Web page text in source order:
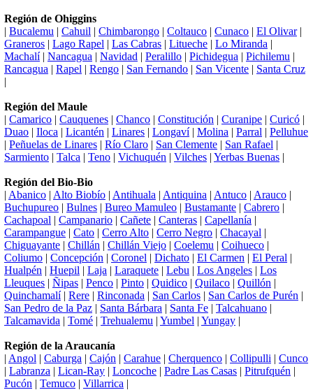
Región de Ohiggins
| Bucalemu | Cahuil | Chimbarongo | Coltauco | Cunaco | El Olivar|
Graneros | Lago Rapel | Las Cabras | Litueche | Lo Miranda |
Machalí| Nancagua | Navidad | Peralillo | Pichidegua | Pichilemu |
Rancagua | Rapel | Rengo | San Fernando | San Vicente | Santa Cruz
|
Región del Maule
| Camarico | Cauquenes | Chanco | Constitución | Curanipe | Curicó |
Duao | Iloca | Licantén | Linares | Longaví| Molina | Parral | Pelluhue
| Peñuelas de Linares | Río Claro | San Clemente | San Rafael |
Sarmiento | Talca | Teno | Vichuquén | Vilches | Yerbas Buenas |
Región del Bio-Bio
| Abanico | Alto Biobío | Antihuala | Antiquina | Antuco | Arauco |
Buchupureo | Bulnes | Bureo Mamuleo | Bustamante | Cabrero |
Cachapoal | Campanario | Cañete | Canteras | Capellanía |
Carampangue | Cato | Cerro Alto | Cerro Negro | Chacayal |
Chiguayante | Chillán | Chillán Viejo | Coelemu | Coihueco |
Coliumo | Concepción | Coronel | Dichato | El Carmen | El Peral |
Hualpén | Huepil | Laja | Laraquete | Lebu | Los Angeles | Los
Lleuques | Ñipas | Penco | Pinto | Quidico | Quilaco | Quillón |
Quinchamalí| Rere | Rinconada | San Carlos | San Carlos de Purén |
San Pedro de la Paz | Santa Bárbara | Santa Fe | Talcahuano |
Talcamavida | Tomé | Trehualemu | Yumbel | Yungay |
Región de la Araucanía
| Angol | Caburga | Cajón | Carahue | Cherquenco | Collipulli | Cunco
| Labranza | Lican-Ray | Loncoche | Padre Las Casas | Pitrufquén |
Pucón | Temuco | Villarrica |